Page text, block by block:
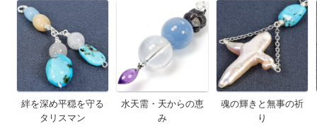
絆を深め平穏を守る
タリスマン
水天需・天からの恵
み
魂の輝きと無事の祈
り